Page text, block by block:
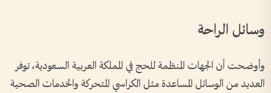
وسائل الراحة
وأوضحت أن الجهات المنظمة للحج في المملكة العربية السعودية، توفر
العديد من الوسائل المساعدة مثل الكراسي المتحركة والخدمات الصحية